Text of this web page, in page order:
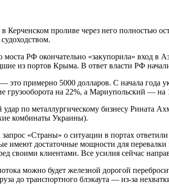
Керченском проливе через него полностью
РФ окончательно «закупорила» вход в
из портов Крыма. В ответ власти РФ
это примерно 5000 долларов. С начала года
грузооборота на 22%, а Мариупольский —
по металлургическому бизнесу Рината
комбинаты Украины).
«Страны» о ситуации в портах
имеют достаточные мощности для
своими клиентами. Все усилия сейчас
можно будет железной дорогой
до транспортного блэкаута — из-за